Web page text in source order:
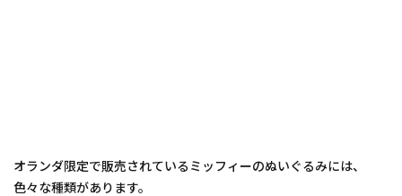
オランダ限定で販売されているミッフィーのぬいぐるみには、
色々な種類があります。